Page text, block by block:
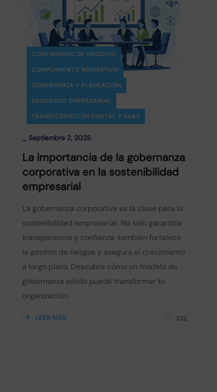
CONTINUIDAD DE NEGOCIO
CUMPLIMIENTO NORMATIVO
GOBERNANZA Y PLANEACIÓN
SEGURIDAD EMPRESARIAL
TRANSFORMACIÓN DIGITAL Y SAAS
Septiembre 2, 2025
La importancia de la gobernanza
corporativa en la sostenibilidad
empresarial
La gobernanza corporativa es la clave para la
sostenibilidad empresarial. No solo garantiza
transparencia y confianza, también fortalece
la gestión de riesgos y asegura el crecimiento
a largo plazo. Descubre cómo un modelo de
gobernanza sólido puede transformar tu
organización.
LEER MÁS 332